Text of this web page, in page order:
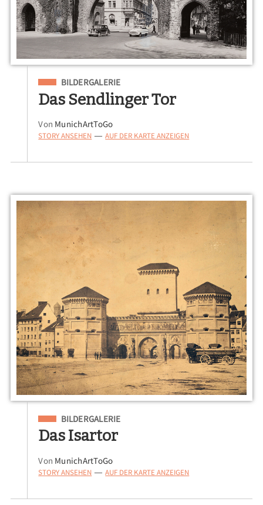
Eingeordnet unter
BILDERGALERIE
Das Sendlinger Tor
Von MunichArtToGo
STORY ANSEHEN — AUF DER KARTE ANZEIGEN
Eingeordnet unter
BILDERGALERIE
Das Isartor
Von MunichArtToGo
STORY ANSEHEN — AUF DER KARTE ANZEIGEN